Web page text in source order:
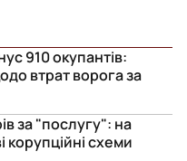
910 окупантів:
втрат ворога за
за "послугу": на
корупційні схеми